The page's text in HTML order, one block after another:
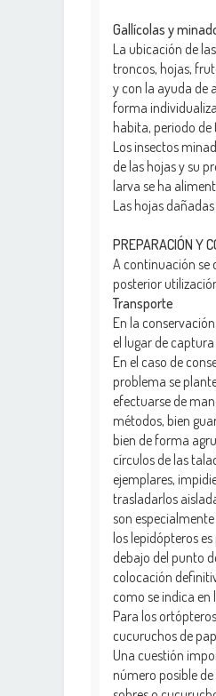
Gallícolas y
La ubicación de
troncos, hojas,
y con la ayuda de
forma
habita, periodo de
Los insectos
de las hojas y su
larva se ha
Las hojas
PREPARACIÓN Y
A continuación se
posterior
Transporte
En la
el lugar de
En el caso de
problema se
efectuarse de
métodos, bien
bien de forma
círculos de las
ejemplares,
trasladarlos
son
los lepidópteros
debajo del punto
colocación
como se indica en
Para los
cucuruchos de
Una cuestión
número posible